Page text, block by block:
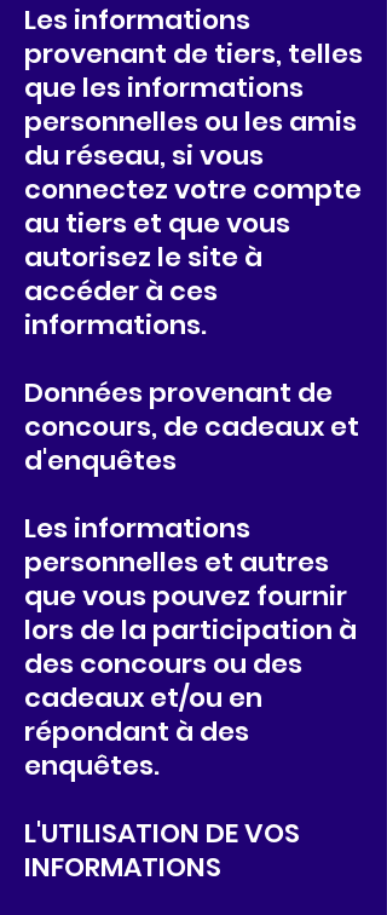
Les informations
provenant de tiers, telles
que les informations
personnelles ou les amis
du réseau, si vous
connectez votre compte
au tiers et que vous
autorisez le site à
accéder à ces
informations.
Données provenant de
concours, de cadeaux et
d'enquêtes
Les informations
personnelles et autres
que vous pouvez fournir
lors de la participation à
des concours ou des
cadeaux et/ou en
répondant à des
enquêtes.
L'UTILISATION DE VOS
INFORMATIONS